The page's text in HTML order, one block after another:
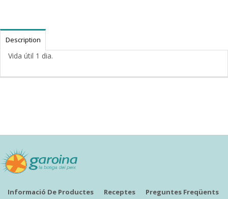
Description
Vida útil 1 dia.
Informació De Productes Receptes
Preguntes Freqüents